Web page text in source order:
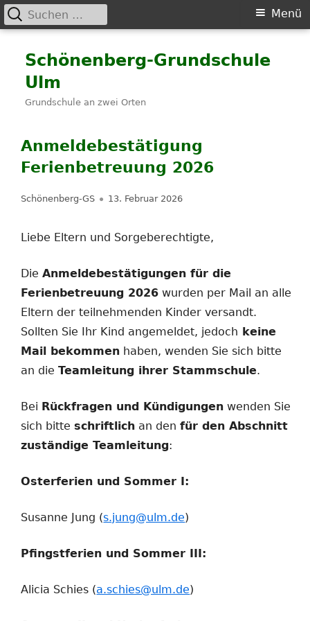
Inhalt
Schönenberg-Grundschule
Ulm
Grundschule an zwei Orten
Primäres
Menü
Suchen
nach:
Anmeldebestätigung
Ferienbetreuung 2026
Autor
Schönenberg-GS Veröffentlicht
13. Februar 2026
Liebe Eltern und Sorgeberechtigte,
DieAnmeldebestätigungen für die
Ferienbetreuung 2026 wurden per Mail an alle
Eltern der teilnehmenden Kinder versandt.
Sollten Sie Ihr Kind angemeldet, jedoch keine
Mail bekommen haben, wenden Sie sich bitte
an dieTeamleitung ihrer Stammschule.
Bei Rückfragen und Kündigungen wenden Sie
sich bitteschriftlich an denfür den Abschnitt
zuständige Teamleitung:
Osterferien und Sommer I:
Susanne Jung (s.jung@ulm.de)
Pfingstferien und Sommer III:
Alicia Schies (a.schies@ulm.de)